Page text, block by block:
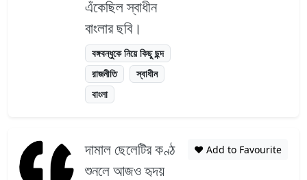
এঁকেছিল স্বাধীন
বাংলার ছবি।
বঙ্গবন্ধুকে নিয়ে কিছু ছন্দ
রাজনীতি
স্বাধীন
বাংলা
দামাল ছেলেটির কণ্ঠ
শুনলে আজও হৃদয়
❤️ Add to Favourite